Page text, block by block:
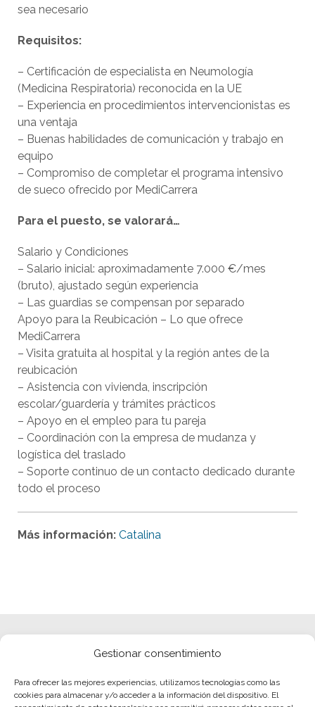
Gestionar consentimiento
Para ofrecer las mejores experiencias, utilizamos tecnologías como las
cookies para almacenar y/o acceder a la información del dispositivo. El
sea necesario
Requisitos:
– Certificación de especialista en Neumología
(Medicina Respiratoria) reconocida en la UE
– Experiencia en procedimientos intervencionistas es
una ventaja
– Buenas habilidades de comunicación y trabajo en
equipo
– Compromiso de completar el programa intensivo
de sueco ofrecido por MediCarrera
Para el puesto, se valorará…
Salario y Condiciones
– Salario inicial: aproximadamente 7.000 €/mes
(bruto), ajustado según experiencia
– Las guardias se compensan por separado
Apoyo para la Reubicación – Lo que ofrece
MediCarrera
– Visita gratuita al hospital y la región antes de la
reubicación
– Asistencia con vivienda, inscripción
escolar/guardería y trámites prácticos
– Apoyo en el empleo para tu pareja
– Coordinación con la empresa de mudanza y
logística del traslado
– Soporte continuo de un contacto dedicado durante
todo el proceso
Más información: Catalina